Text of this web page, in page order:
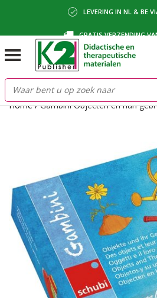
LEVERING IN NL & BE
GRATIS VERZENDING
BETALING VIA IDEAL,
Home/Gambini Objecten en hun